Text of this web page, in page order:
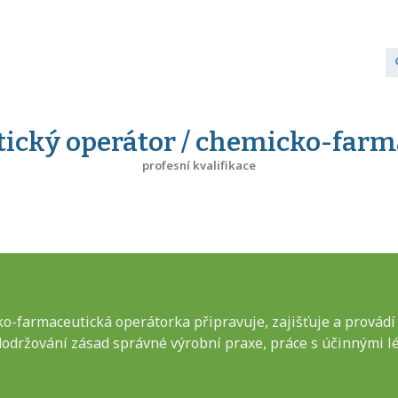
operátor / chemicko-
profesní kvalifikace
farmaceutická operátorka připravuje, zajišťuje a
zásad správné výrobní praxe, práce s účinnými